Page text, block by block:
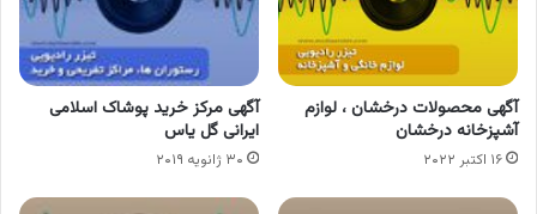
آگهی محصولات درخشان ، لوازم
آشپزخانه درخشان
۱۶ اکتبر ۲۰۲۲
آگهی مرکز خرید پوشاک اسلامی
ایرانی گل یاس
۳۰ ژانویه ۲۰۱۹